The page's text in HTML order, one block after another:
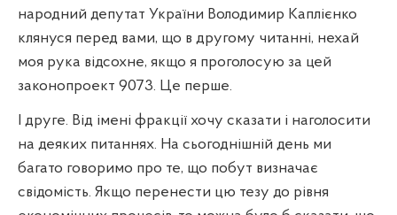
народний депутат України Володимир Каплієнко
клянуся перед вами, що в другому читанні, нехай
моя рука відсохне, якщо я проголосую за цей
законопроект 9073. Це перше.
І друге. Від імені фракції хочу сказати і наголосити
на деяких питаннях. На сьогоднішній день ми
багато говоримо про те, що побут визначає
свідомість. Якщо перенести цю тезу до рівня